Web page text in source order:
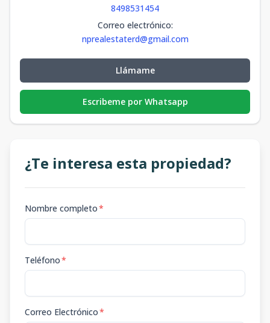
8498531454
Correo electrónico:
nprealestaterd@gmail.com
Llámame
Escribeme por Whatsapp
¿Te interesa esta propiedad?
Nombre completo*
Teléfono*
Correo Electrónico*